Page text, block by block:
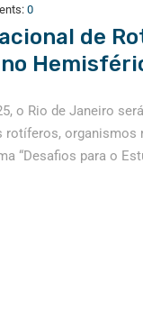
0
de
o Rio de Janeiro
“Desafios para o